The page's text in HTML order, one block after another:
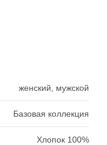
женский, мужской
Базовая коллекция
Хлопок 100%